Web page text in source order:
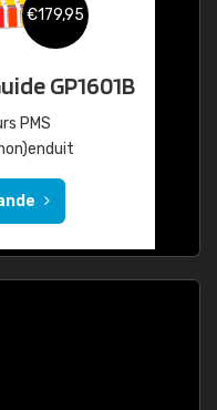
€179,95
GP1601B
PMS